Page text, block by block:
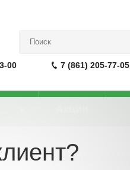
00 7 (861) 205-77-05
Тестовый штекер/адаптер для